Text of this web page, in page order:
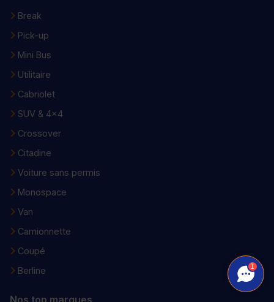
Break
Pick-up
Mini Bus
Utilitaire
Cabriolet
SUV & 4x4
Crossover
Citadine
Voiture sans permis
Monospace
Van
Camionnette
Coupé
Berline
Nos top marques
1